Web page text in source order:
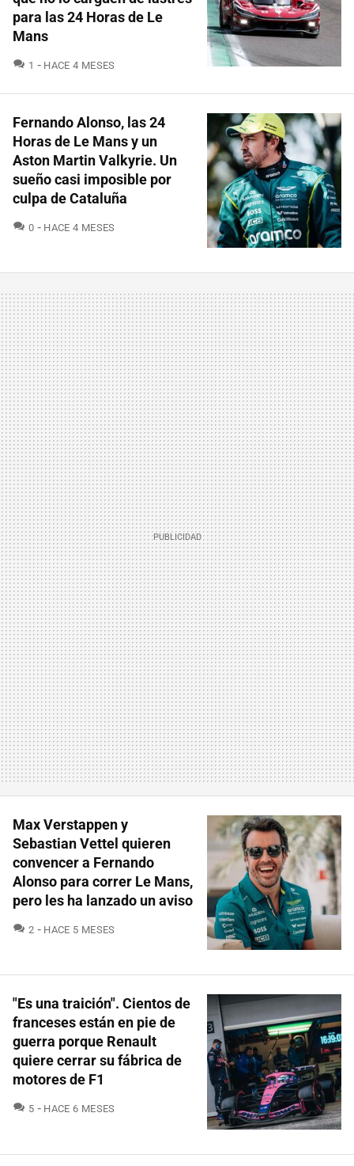
para las 24 Horas de Le
Mans
1 COMENTARIOS
HACE 4 MESES
Fernando Alonso, las 24
Horas de Le Mans y un
Aston Martin Valkyrie. Un
sueño casi imposible por
culpa de Cataluña
0 COMENTARIOS
HACE 4 MESES
Max Verstappen y
Sebastian Vettel quieren
convencer a Fernando
Alonso para correr Le Mans,
pero les ha lanzado un aviso
2 COMENTARIOS
HACE 5 MESES
"Es una traición". Cientos de
franceses están en pie de
guerra porque Renault
quiere cerrar su fábrica de
motores de F1
5 COMENTARIOS
HACE 6 MESES